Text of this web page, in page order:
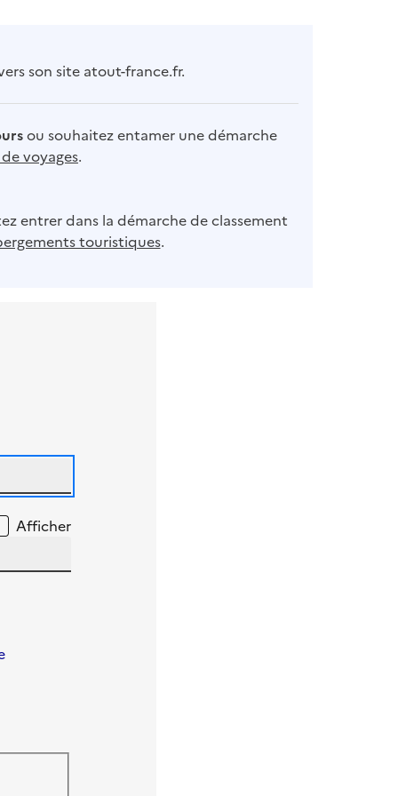
son site atout-france.fr.
ou souhaitez entamer une démarche
voyages.
entrer dans la démarche de classement
touristiques.
Afficher